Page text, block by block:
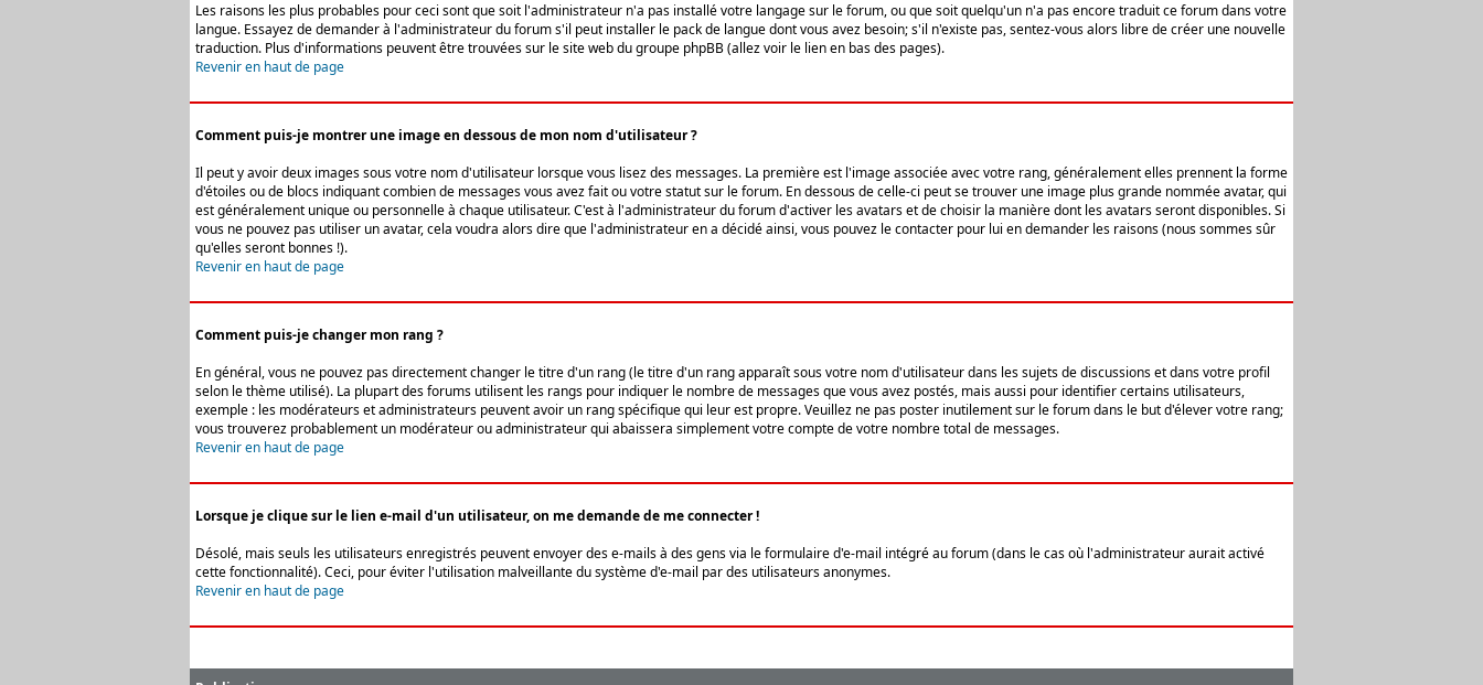
Les raisons les plus probables pour ceci sont que soit l'administrateur n'a pas installé votre langage sur le forum, ou que soit quelqu'un n'a pas encore traduit ce forum dans votre
langue. Essayez de demander à l'administrateur du forum s'il peut installer le pack de langue dont vous avez besoin; s'il n'existe pas, sentez-vous alors libre de créer une nouvelle
traduction. Plus d'informations peuvent être trouvées sur le site web du groupe phpBB (allez voir le lien en bas des pages).
Revenir en haut de page
Comment puis-je montrer une image en dessous de mon nom d'utilisateur ?
Il peut y avoir deux images sous votre nom d'utilisateur lorsque vous lisez des messages. La première est l'image associée avec votre rang, généralement elles prennent la forme
d'étoiles ou de blocs indiquant combien de messages vous avez fait ou votre statut sur le forum. En dessous de celle-ci peut se trouver une image plus grande nommée avatar, qui
est généralement unique ou personnelle à chaque utilisateur. C'est à l'administrateur du forum d'activer les avatars et de choisir la manière dont les avatars seront disponibles. Si
vous ne pouvez pas utiliser un avatar, cela voudra alors dire que l'administrateur en a décidé ainsi, vous pouvez le contacter pour lui en demander les raisons (nous sommes sûr
qu'elles seront bonnes !).
Revenir en haut de page
Comment puis-je changer mon rang ?
En général, vous ne pouvez pas directement changer le titre d'un rang (le titre d'un rang apparaît sous votre nom d'utilisateur dans les sujets de discussions et dans votre profil
selon le thème utilisé). La plupart des forums utilisent les rangs pour indiquer le nombre de messages que vous avez postés, mais aussi pour identifier certains utilisateurs,
exemple : les modérateurs et administrateurs peuvent avoir un rang spécifique qui leur est propre. Veuillez ne pas poster inutilement sur le forum dans le but d'élever votre rang;
vous trouverez probablement un modérateur ou administrateur qui abaissera simplement votre compte de votre nombre total de messages.
Revenir en haut de page
Lorsque je clique sur le lien e-mail d'un utilisateur, on me demande de me connecter !
Désolé, mais seuls les utilisateurs enregistrés peuvent envoyer des e-mails à des gens via le formulaire d'e-mail intégré au forum (dans le cas où l'administrateur aurait activé
cette fonctionnalité). Ceci, pour éviter l'utilisation malveillante du système d'e-mail par des utilisateurs anonymes.
Revenir en haut de page